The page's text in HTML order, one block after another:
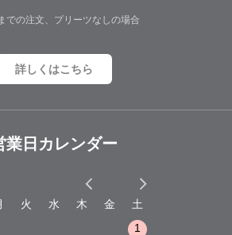
での注文、プリーツなしの場合
詳しくはこちら
業日カレンダー
火 水 木 金
土
1